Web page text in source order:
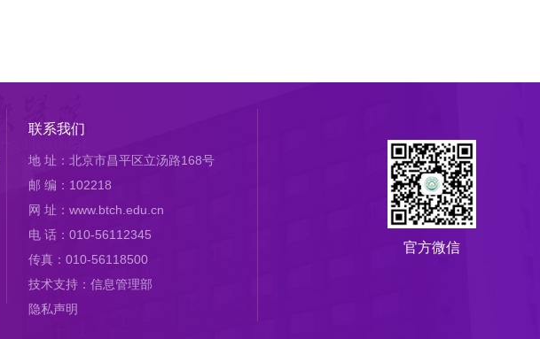
联系我们
地 址：北京市昌平区立汤路168号
邮 编：102218
网 址：www.btch.edu.cn
电 话：010-56112345
传真：010-56118500
技术支持：信息管理部
隐私声明
官方微信